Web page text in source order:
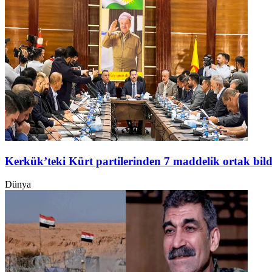
Kerkük’teki Kürt partilerinden 7 maddelik ortak
Dünya